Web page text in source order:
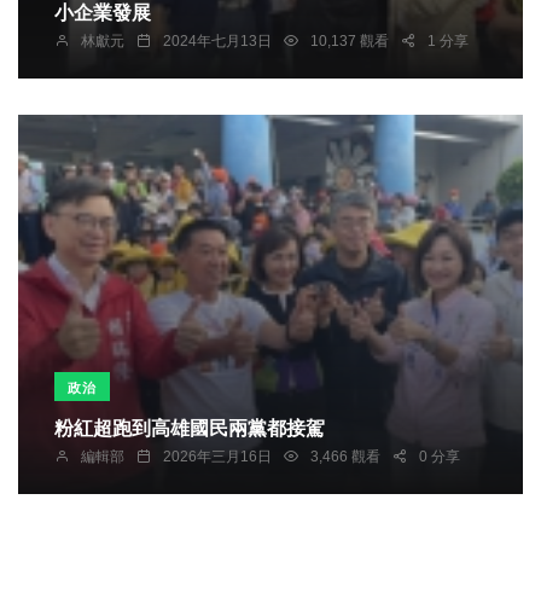
小企業發展
林獻元 2024年七月13日 10,137 觀看 1 分享
政治
粉紅超跑到高雄國民兩黨都接駕
編輯部 2026年三月16日 3,466 觀看 0 分享